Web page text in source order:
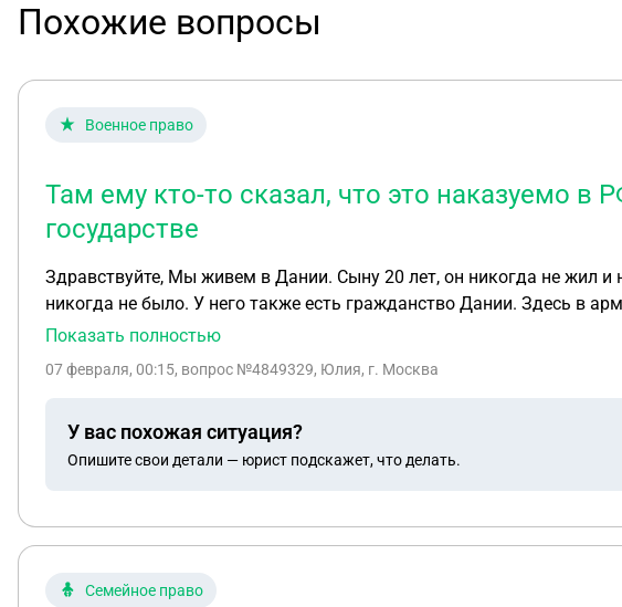
Похожие вопросы
Военное право
Там ему кто-то сказал, что это наказуемо в
государстве
Здравствуйте, Мы живем в Дании. Сыну 20 лет, он никогда не жил и
никогда не было. У него также есть гражданство Дании. Здесь в армию призывают добровольцев и по жребию. Он решил
начал прохождение. Там ему кто-то сказал, что это наказуемо в РФ, что он
Показать полностью
07 февраля, 00:15, вопрос №4849329, Юлия, г. Москва
У вас похожая ситуация?
Опишите свои детали — юрист подскажет, что делать.
Семейное право